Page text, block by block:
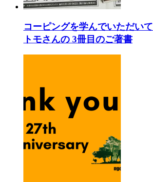
コーピングを学んでいただい
トモさんの 3冊目のご著書